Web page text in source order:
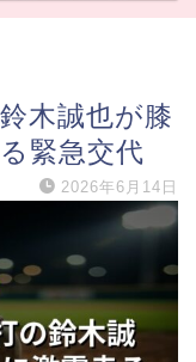
木誠也が膝
緊急交代
2026年6月14日